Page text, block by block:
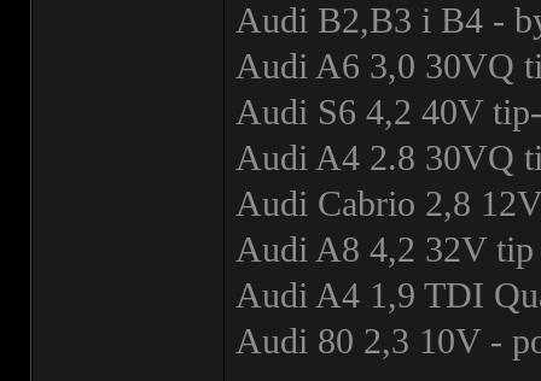
Audi B2,B3 i B4 -
Audi A6 3,0 30VQ
Audi S6 4,2 40V
Audi A4 2.8 30VQ
Audi Cabrio 2,8
Audi A8 4,2 32V tip
Audi A4 1,9 TDI
Audi 80 2,3 10V -